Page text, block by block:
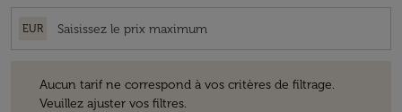
EUR
Aucun tarif ne correspond à vos critères de filtrage.
Veuillez ajuster vos filtres.